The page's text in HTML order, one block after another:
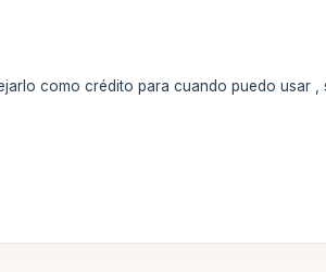
como crédito para cuando puedo usar